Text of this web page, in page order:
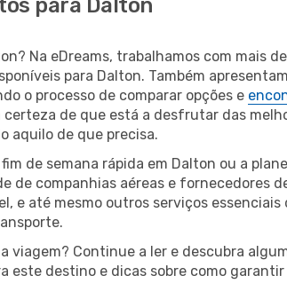
para Dalton
Na eDreams, trabalhamos com mais
para Dalton. Também
o processo de comparar opções e
de que está a desfrutar das
aquilo de que precisa.
de semana rápida em Dalton ou a
de companhias aéreas e
e até mesmo outros serviços
viagem? Continue a ler e descubra
este destino e dicas sobre como